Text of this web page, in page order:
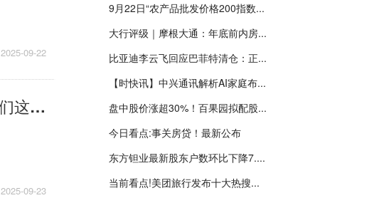
2025-09-22
新华社权威速览·非凡“十四五”丨建设金融强国，他们这样干！-每日快播
2025-09-23
9月22日“农产品批发价格200指数...
大行评级｜摩根大通：年底前内房...
比亚迪李云飞回应巴菲特清仓：正...
【时快讯】中兴通讯解析AI家庭布...
盘中股价涨超30%！百果园拟配股...
今日看点:事关房贷！最新公布
东方钽业最新股东户数环比下降7....
当前看点!美团旅行发布十大热搜...